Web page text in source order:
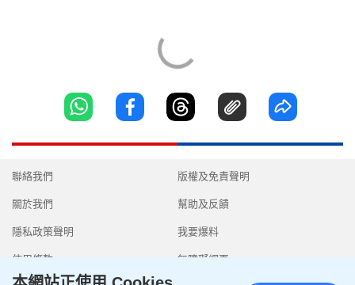
聯絡我們
關於我們
隱私政策聲明
使用條款
版權及免責聲明
幫助及反饋
我要爆料
無障礙網頁